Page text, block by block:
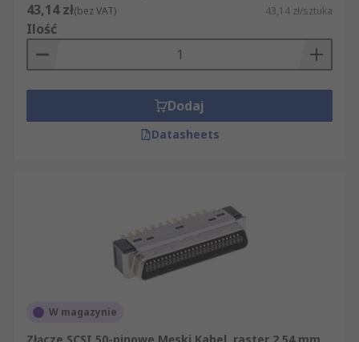
43,14 zł(bez VAT) 43,14 zł/sztuka
Ilość
Dodaj
Datasheets
W magazynie